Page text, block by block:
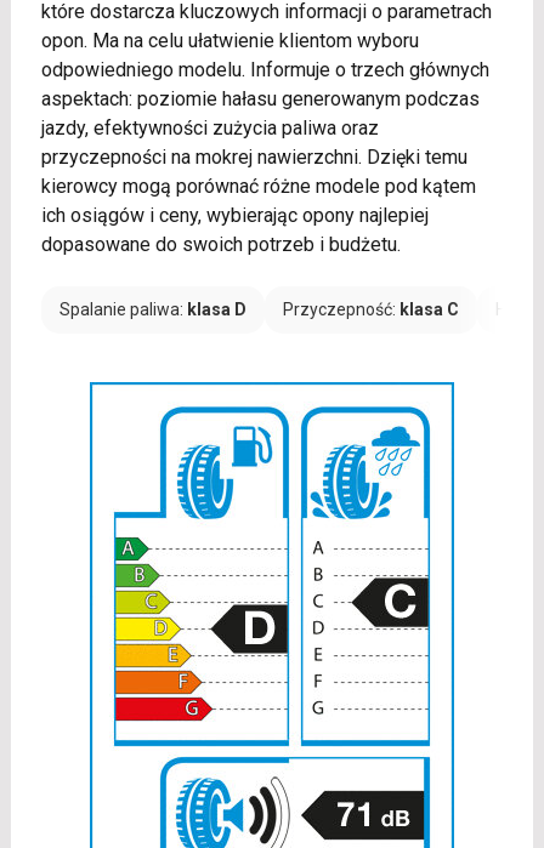
które dostarcza kluczowych informacji o parametrach
opon. Ma na celu ułatwienie klientom wyboru
odpowiedniego modelu. Informuje o trzech głównych
aspektach: poziomie hałasu generowanym podczas
jazdy, efektywności zużycia paliwa oraz
przyczepności na mokrej nawierzchni. Dzięki temu
kierowcy mogą porównać różne modele pod kątem
ich osiągów i ceny, wybierając opony najlepiej
dopasowane do swoich potrzeb i budżetu.
Spalanie paliwa: klasa D Przyczepność: klasa C